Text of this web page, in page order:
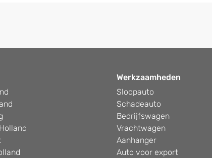
Werkzaamheden
Sloopauto
Schadeauto
Bedrijfswagen
Vrachtwagen
Aanhanger
Auto voor export